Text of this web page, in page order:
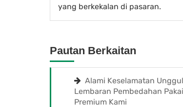
yang berkekalan di pasaran.
Pautan Berkaitan
Alami Keselamatan
Lembaran Pembedahan
Premium Kami